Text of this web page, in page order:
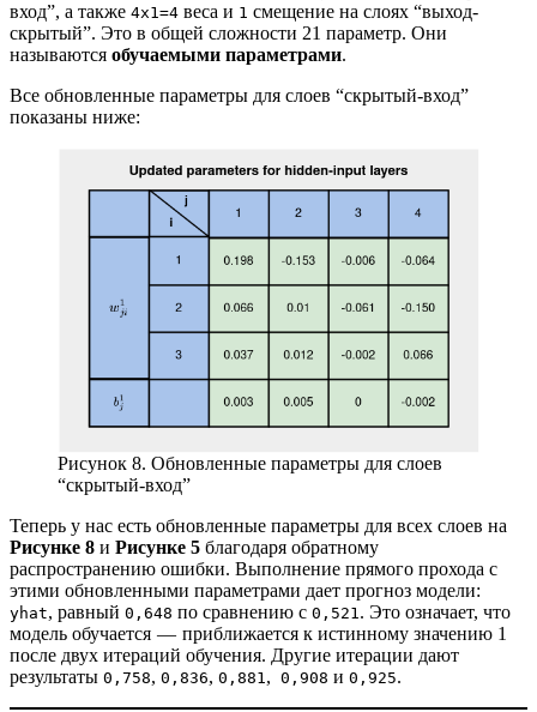
вход”, а также 4x1=4 веса и 1 смещение на слоях “выход-
скрытый”. Это в общей сложности 21 параметр. Они
называются обучаемыми параметрами.
Все обновленные параметры для слоев “скрытый-вход”
показаны ниже:
Рисунок 8. Обновленные параметры для слоев
“скрытый-вход”
Теперь у нас есть обновленные параметры для всех слоев на
Рисунке 8 и Рисунке 5 благодаря обратному
распространению ошибки. Выполнение прямого прохода с
этими обновленными параметрами дает прогноз модели:
yhat, равный 0,648 по сравнению с 0,521. Это означает, что
модель обучается — приближается к истинному значению 1
после двух итераций обучения. Другие итерации дают
результаты 0,758, 0,836, 0,881, 0,908 и 0,925.